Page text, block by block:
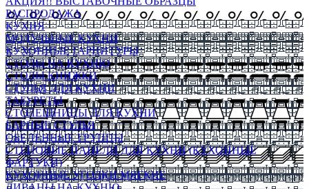
РАСПРОДАЖА
КУХНЯ
МОДУЛЬНЫЕ КУХНИ
КУХОННЫЕ ГАРНИТУРЫ
СТОЛЫ НА КУХНЮ
СТОЛЫ КНИЖКИ
СТУЛЬЯ ДЛЯ КУХНИ
ТАБУРЕТЫ
СТОЛЕШНИЦЫ ДЛЯ КУХНИ
БАРНЫЕ СТУЛЬЯ
ОБЕДЕННЫЕ ГРУППЫ
СТЕНОВЫЕ ПАНЕЛИ ДЛЯ КУХНИ (КУХОННЫЕ
ФАРТУКИ)
КУХОННЫЕ УГОЛКИ МЯГКИЕ